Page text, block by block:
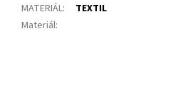
MATERIÁL:
TEXTIL
Materiál: